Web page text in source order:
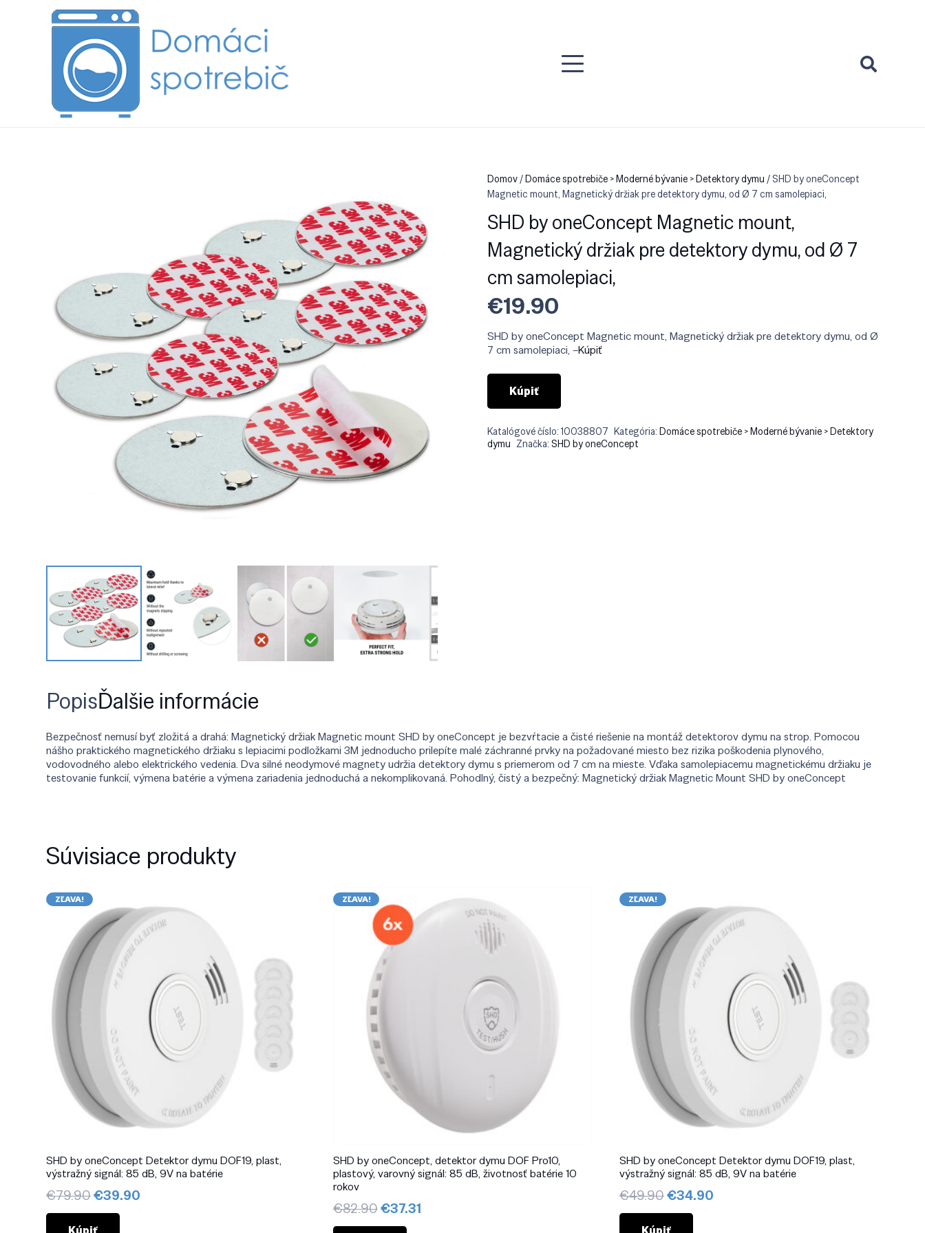
Domov/Domáce spotrebiče > Moderné bývanie > Detektory dymu / SHD by oneConcept
Magnetic mount, Magnetický držiak pre detektory dymu, od Ø 7 cm samolepiaci,
SHD by oneConcept Magnetic mount,
Magnetický držiak pre detektory dymu, od Ø 7
cm samolepiaci,
€19.90
SHD by oneConcept Magnetic mount, Magnetický držiak pre detektory dymu, od Ø
7 cm samolepiaci, –Kúpiť
Kúpiť
Katalógové číslo:10038807 Kategória:Domáce spotrebiče > Moderné bývanie > Detektory
dymu Značka:SHD by oneConcept
PopisĎalšie informácie
Bezpečnosť nemusí byť zložitá a drahá: Magnetický držiak Magnetic mount SHD by oneConcept je bezvŕtacie a čisté riešenie na montáž detektorov dymu na strop. Pomocou
nášho praktického magnetického držiaku s lepiacimi podložkami 3M jednoducho prilepíte malé záchranné prvky na požadované miesto bez rizika poškodenia plynového,
vodovodného alebo elektrického vedenia. Dva silné neodymové magnety udržia detektory dymu s priemerom od 7 cm na mieste. Vďaka samolepiacemu magnetickému držiaku je
testovanie funkcií, výmena batérie a výmena zariadenia jednoduchá a nekomplikovaná. Pohodlný, čistý a bezpečný: Magnetický držiak Magnetic Mount SHD by oneConcept
Súvisiace produkty
ZĽAVA!
SHD by oneConcept Detektor dymu DOF19, plast,
výstražný signál: 85 dB, 9V na batérie
€79.90Pôvodná
cena
€39.90
ZĽAVA!
SHD by oneConcept, detektor dymu DOF Pro10,
plastový, varovný signál: 85 dB, životnosť batérie 10
rokov
€82.90Pôvodná
cena
€37.31Aktuálna
ZĽAVA!
SHD by oneConcept Detektor dymu DOF19, plast,
výstražný signál: 85 dB, 9V na batérie
€49.90Pôvodná
cena
€34.90